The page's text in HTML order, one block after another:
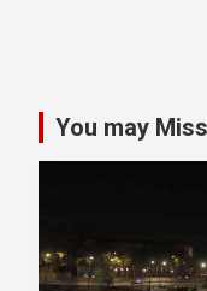
You may